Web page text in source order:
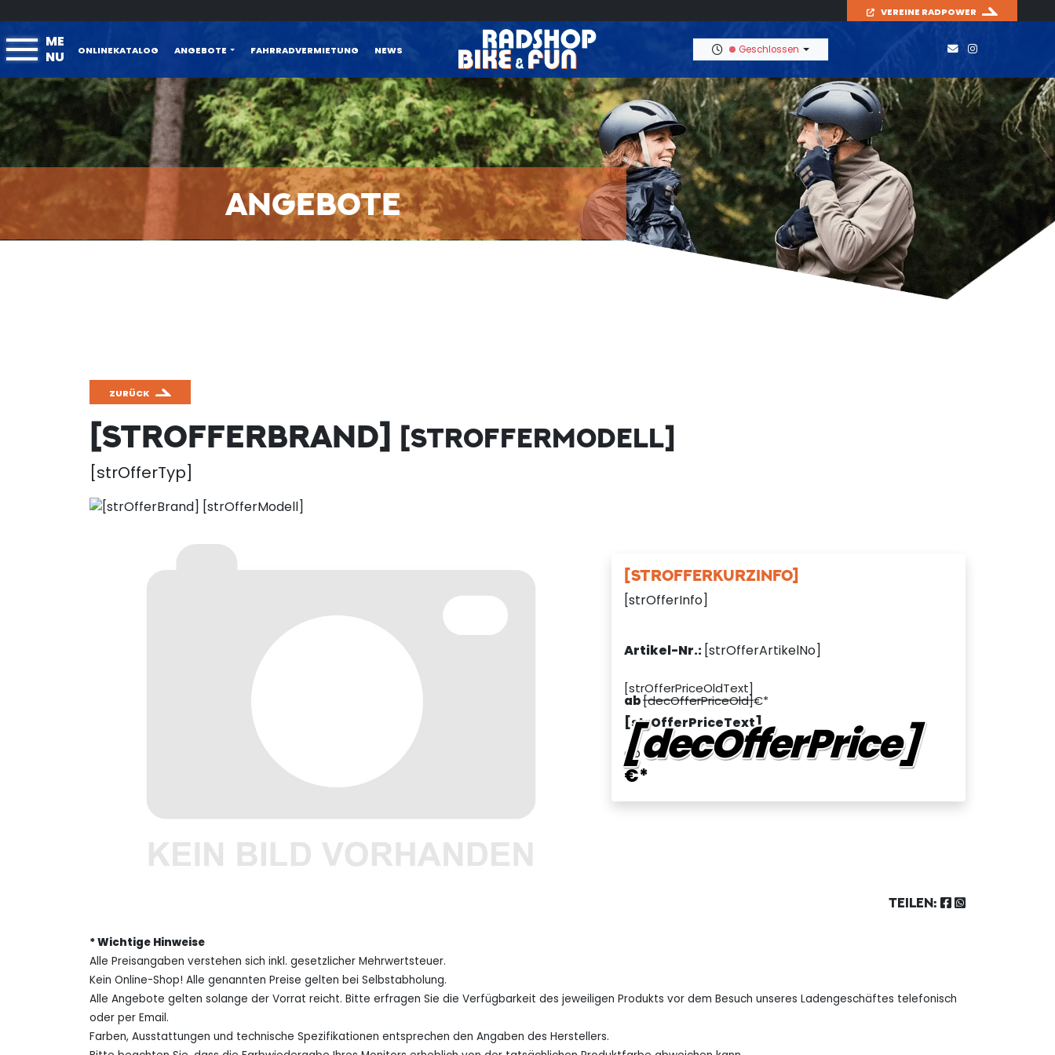
VEREINE RADPOWER
ME
NU
ONLINEKATALOG ANGEBOTE FAHRRADVERMIETUNG NEWS Geschlossen
ANGEBOTE
ZURÜCK
[STROFFERBRAND] [STROFFERMODELL]
[strOfferTyp]
[STROFFERKURZINFO]
[strOfferInfo]
Artikel-Nr.: [strOfferArtikelNo]
[strOfferPriceOldText]
ab[decOfferPriceOld]€*
[strOfferPriceText]
ab
[decOfferPrice]
€*
TEILEN:
* Wichtige Hinweise
Alle Preisangaben verstehen sich inkl. gesetzlicher Mehrwertsteuer.
Kein Online-Shop! Alle genannten Preise gelten bei Selbstabholung.
Alle Angebote gelten solange der Vorrat reicht. Bitte erfragen Sie die Verfügbarkeit des jeweiligen Produkts vor dem Besuch unseres Ladengeschäftes telefonisch
oder per Email.
Farben, Ausstattungen und technische Spezifikationen entsprechen den Angaben des Herstellers.